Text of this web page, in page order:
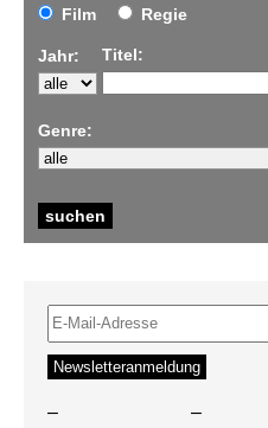
Film
Regie
Jahr: Titel:
Genre:
– –